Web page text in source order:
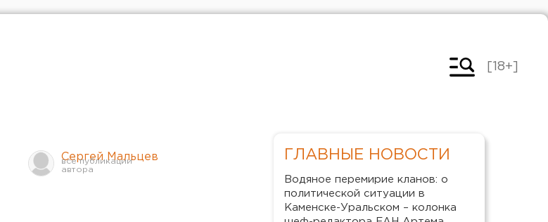
[18+]
Сергей Мальцев ГЛАВНЫЕ НОВОСТИ
Водяное перемирие кланов: о
политической ситуации в
Каменске-Уральском – колонка